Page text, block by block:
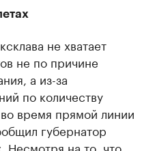
не хватает
не по причине
а из-за
по количеству
время прямой линии
губернатор
Несмотря на то, что